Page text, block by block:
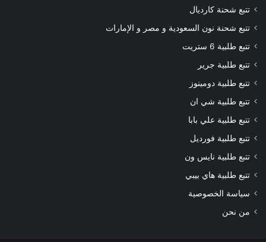
تتبع شحنة كارديال
تتبع شحنة نون السعودية و مصر و الإمارات
تتبع طلبية 6 ستريت
تتبع طلبية جرير
تتبع طلبية دومينوز
تتبع طلبية شي ان
تتبع طلبية علي بابا
تتبع طلبية فورديل
تتبع طلبية نايس ون
تتبع طلبية هاي بيبي
سياسة الخصوصية
من نحن